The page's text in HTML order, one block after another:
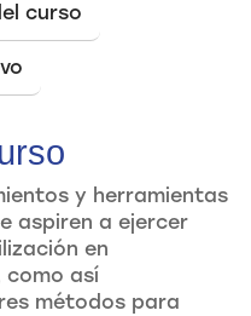
curso
y herramientas
aspiren a ejercer
en
como así
métodos para